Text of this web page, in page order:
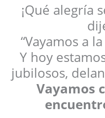
¡Qué alegría
“Vayamos a
Y hoy
jubilosos,
Vayamos